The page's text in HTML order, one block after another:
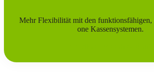
Mehr Flexibilität mit den
one Kassensystemen.